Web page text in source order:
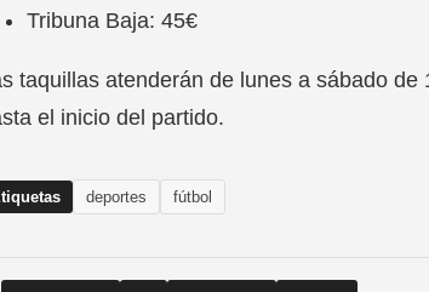
Tribuna Baja: 45€
taquillas atenderán de lunes a sábado
el inicio del partido.
deportes fútbol